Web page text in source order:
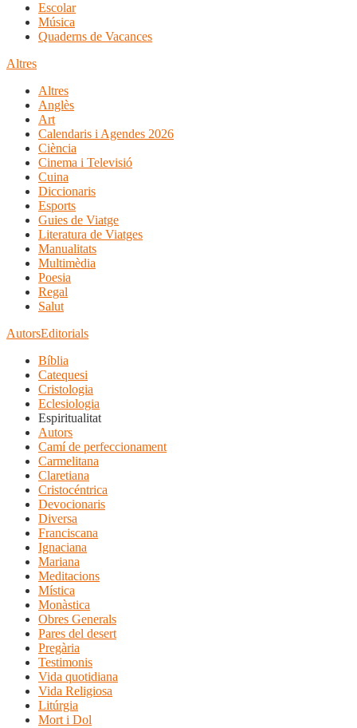
Escolar
Música
Quaderns de Vacances
Altres
Altres
Anglès
Art
Calendaris i Agendes 2026
Ciència
Cinema i Televisió
Cuina
Diccionaris
Esports
Guies de Viatge
Literatura de Viatges
Manualitats
Multimèdia
Poesia
Regal
Salut
AutorsEditorials
Bíblia
Catequesi
Cristologia
Eclesiologia
Espiritualitat
Autors
Camí de perfeccionament
Carmelitana
Claretiana
Cristocéntrica
Devocionaris
Diversa
Franciscana
Ignaciana
Mariana
Meditacions
Mística
Monàstica
Obres Generals
Pares del desert
Pregària
Testimonis
Vida quotidiana
Vida Religiosa
Litúrgia
Mort i Dol